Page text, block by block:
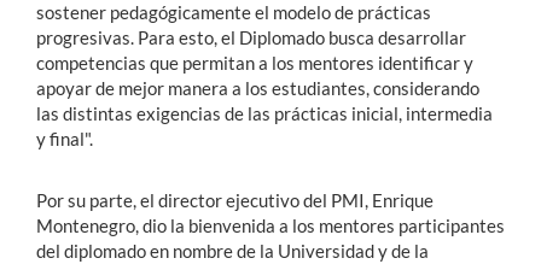
sostener pedagógicamente el modelo de prácticas
progresivas. Para esto, el Diplomado busca desarrollar
competencias que permitan a los mentores identificar y
apoyar de mejor manera a los estudiantes, considerando
las distintas exigencias de las prácticas inicial, intermedia
y final".
Por su parte, el director ejecutivo del PMI, Enrique
Montenegro, dio la bienvenida a los mentores participantes
del diplomado en nombre de la Universidad y de la